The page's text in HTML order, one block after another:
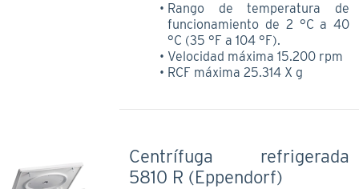
Rango de temperatura de
funcionamiento de 2 °C a 40
°C (35 °F a 104 °F).
Velocidad máxima 15.200 rpm
RCF máxima 25.314 X g
Centrífuga refrigerada
5810 R (Eppendorf)